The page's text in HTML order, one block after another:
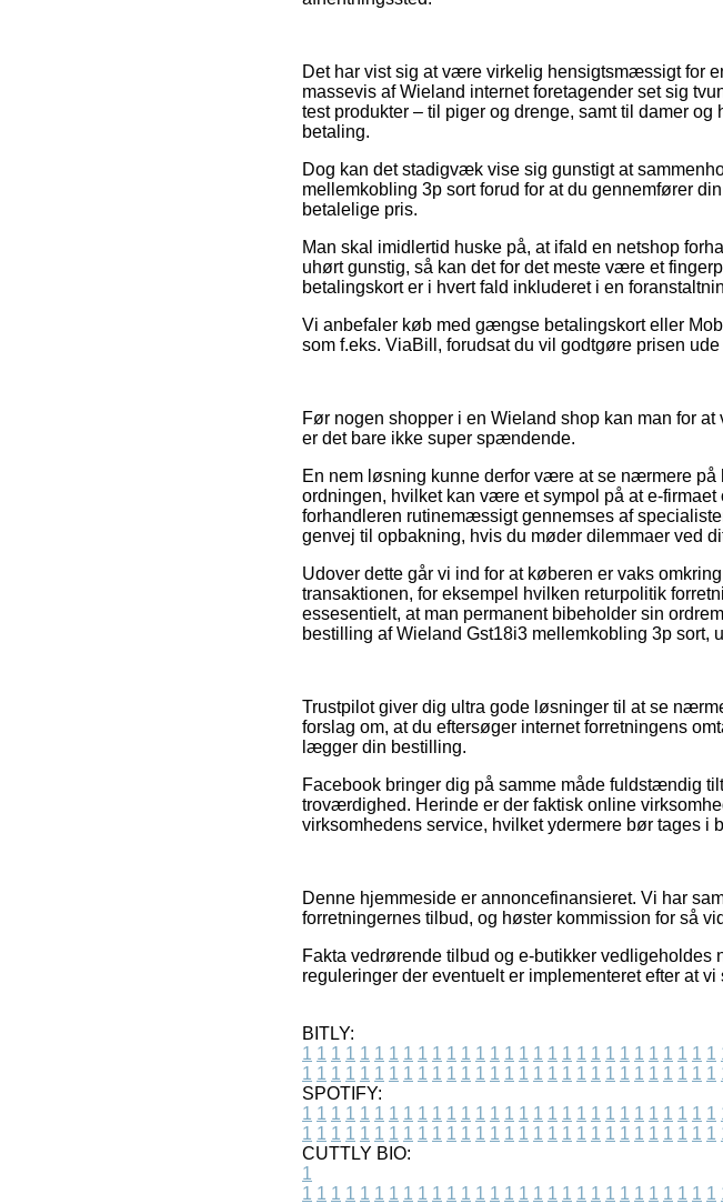
Det har vist sig at være virkelig hensigtsmæssigt for
massevis af Wieland internet foretagender set sig
test produkter – til piger og drenge, samt til damer
betaling.
Dog kan det stadigvæk vise sig gunstigt at
mellemkobling 3p sort forud for at du gennemfører
betalelige pris.
Man skal imidlertid huske på, at ifald en netshop
uhørt gunstig, så kan det for det meste være et
betalingskort er i hvert fald inkluderet i en
Vi anbefaler køb med gængse betalingskort eller
som f.eks. ViaBill, forudsat du vil godtgøre prisen ude
Før nogen shopper i en Wieland shop kan man for
er det bare ikke super spændende.
En nem løsning kunne derfor være at se nærmere
ordningen, hvilket kan være et sympol på at e-
forhandleren rutinemæssigt gennemses af
genvej til opbakning, hvis du møder dilemmaer ved
Udover dette går vi ind for at køberen er vaks
transaktionen, for eksempel hvilken returpolitik
essesentielt, at man permanent bibeholder sin
bestilling af Wieland Gst18i3 mellemkobling 3p sort,
Trustpilot giver dig ultra gode løsninger til at se
forslag om, at du eftersøger internet forretningens
lægger din bestilling.
Facebook bringer dig på samme måde fuldstændig
troværdighed. Herinde er der faktisk online
virksomhedens service, hvilket ydermere bør tages i
Denne hjemmeside er annoncefinansieret. Vi har
forretningernes tilbud, og høster kommission for så
Fakta vedrørende tilbud og e-butikker vedligeholdes
reguleringer der eventuelt er implementeret efter at
BITLY:
1 1 1 1 1 1 1 1 1 1 1 1 1 1 1 1 1 1 1 1 1 1 1 1 1 1 1 1 1
1 1 1 1 1 1 1 1 1 1 1 1 1 1 1 1 1 1 1 1 1 1 1 1 1 1 1 1 1
SPOTIFY:
1 1 1 1 1 1 1 1 1 1 1 1 1 1 1 1 1 1 1 1 1 1 1 1 1 1 1 1 1
1 1 1 1 1 1 1 1 1 1 1 1 1 1 1 1 1 1 1 1 1 1 1 1 1 1 1 1 1
CUTTLY BIO:
1
1 1 1 1 1 1 1 1 1 1 1 1 1 1 1 1 1 1 1 1 1 1 1 1 1 1 1 1 1